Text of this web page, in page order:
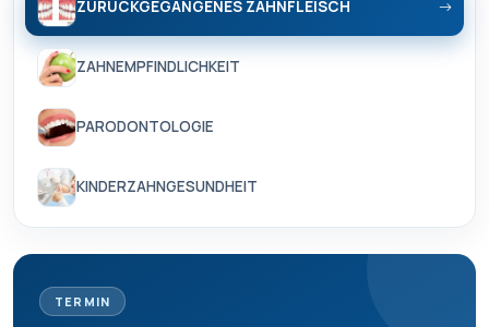
ZURÜCKGEGANGENES ZAHNFLEISCH
ZAHNEMPFINDLICHKEIT
PARODONTOLOGIE
KINDERZAHNGESUNDHEIT
TERMIN